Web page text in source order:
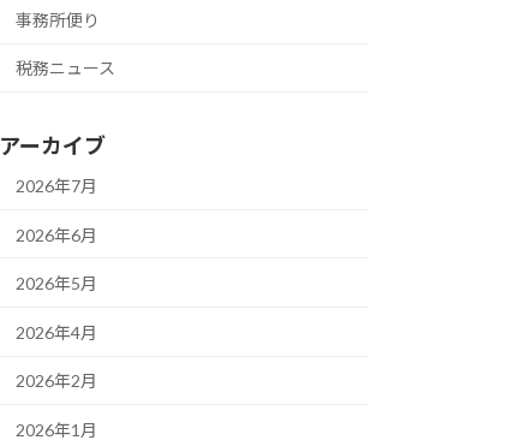
事務所便り
税務ニュース
アーカイブ
2026年7月
2026年6月
2026年5月
2026年4月
2026年2月
2026年1月